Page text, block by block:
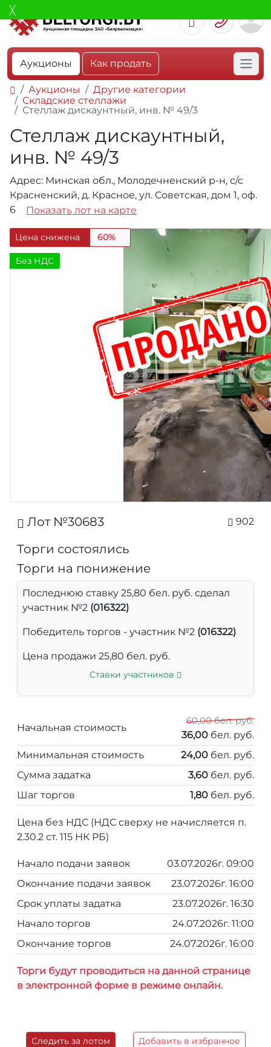
Аукционы Как продать
Аукционы
Другие категории
Складские стеллажи
Стеллаж дискаунтный, инв. № 49/3
Стеллаж дискаунтный,
инв. № 49/3
Адрес: Минская обл., Молодечненский р-н, с/с
Красненский, д. Красное, ул. Советская, дом 1, оф.
6
Показать лот на карте
Цена снижена 60%
Без НДС
Лот №30683 902
Торги состоялись
Торги на понижение
Последнюю ставку 25,80 бел. руб. сделал
участник №2 (016322)
Победитель торгов - участник №2 (016322)
Цена продажи 25,80 бел. руб.
Ставки участников
Начальная стоимость
60,00 бел. руб.
36,00 бел. руб.
Минимальная стоимость
24,00 бел. руб.
Сумма задатка
3,60 бел. руб.
Шаг торгов
1,80 бел. руб.
Цена без НДС (НДС сверху не начисляется п.
2.30.2 ст. 115 НК РБ)
Начало подачи заявок
03.07.2026г. 09:00
Окончание подачи заявок
23.07.2026г. 16:00
Срок уплаты задатка
23.07.2026г. 16:30
Начало торгов
24.07.2026г. 11:00
Окончание торгов
24.07.2026г. 16:00
Торги будут проводиться на данной странице
в электронной форме в режиме онлайн.
Следить за лотом Добавить в избранное